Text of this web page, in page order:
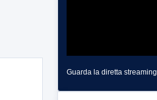
Guarda la diretta streaming